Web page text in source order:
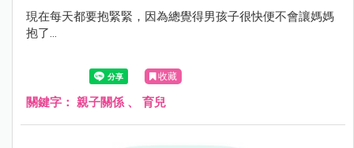
現在每天都要抱緊緊，因為總覺得男孩子很快便不會讓媽媽
抱了...
收藏
關鍵字： 親子關係 、 育兒